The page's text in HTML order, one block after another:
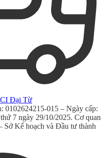
Đại Từ
015 – Ngày cấp:
7 ngày 29/10/2025. Cơ quan
Sở Kế hoạch và Đầu tư thành